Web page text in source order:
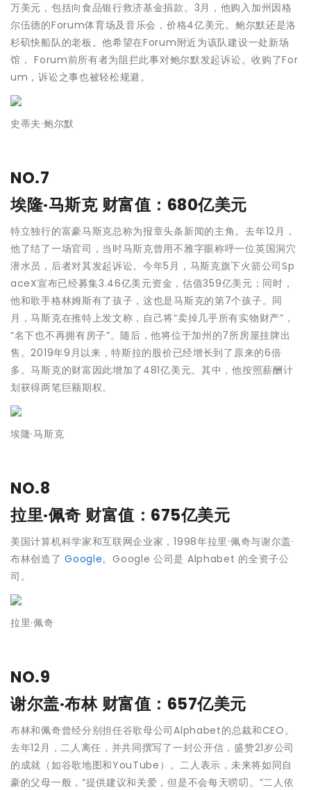
万美元，包括向食品银行救济基金捐款。3月，他购入加州因格
尔伍德的Forum体育场及音乐会，价格4亿美元。鲍尔默还是洛
杉矶快船队的老板。他希望在Forum附近为该队建设一处新场
馆， Forum前所有者为阻拦此事对鲍尔默发起诉讼。收购了For
um，诉讼之事也被轻松规避。
史蒂夫·鲍尔默
NO.7
埃隆·马斯克 财富值：680亿美元
特立独行的富豪马斯克总称为报章头条新闻的主角。去年12月，
他了结了一场官司，当时马斯克曾用不雅字眼称呼一位英国洞穴
潜水员，后者对其发起诉讼。今年5月，马斯克旗下火箭公司Sp
aceX宣布已经募集3.46亿美元资金，估值359亿美元；同时，
他和歌手格林姆斯有了孩子，这也是马斯克的第7个孩子。同
月，马斯克在推特上发文称，自己将“卖掉几乎所有实物财产”，
“名下也不再拥有房子”。随后，他将位于加州的7所房屋挂牌出
售。2019年9月以来，特斯拉的股价已经增长到了原来的6倍
多。马斯克的财富因此增加了481亿美元。其中，他按照薪酬计
划获得两笔巨额期权。
埃隆·马斯克
NO.8
拉里·佩奇 财富值：675亿美元
美国计算机科学家和互联网企业家，1998年拉里·佩奇与谢尔盖·
布林创造了Google。Google 公司是 Alphabet 的全资子公
司。
拉里·佩奇
NO.9
谢尔盖·布林 财富值：657亿美元
布林和佩奇曾经分别担任谷歌母公司Alphabet的总裁和CEO。
去年12月，二人离任，并共同撰写了一封公开信，盛赞21岁公司
的成就（如谷歌地图和YouTube）。二人表示，未来将如同自
豪的父母一般，“提供建议和关爱，但是不会每天唠叨。”二人依